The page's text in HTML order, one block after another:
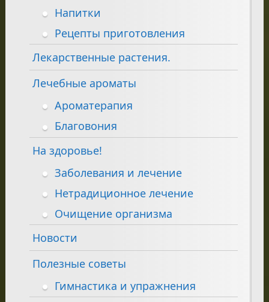
Напитки
Рецепты приготовления
Лекарственные растения.
Лечебные ароматы
Ароматерапия
Благовония
На здоровье!
Заболевания и лечение
Нетрадиционное лечение
Очищение организма
Новости
Полезные советы
Гимнастика и упражнения